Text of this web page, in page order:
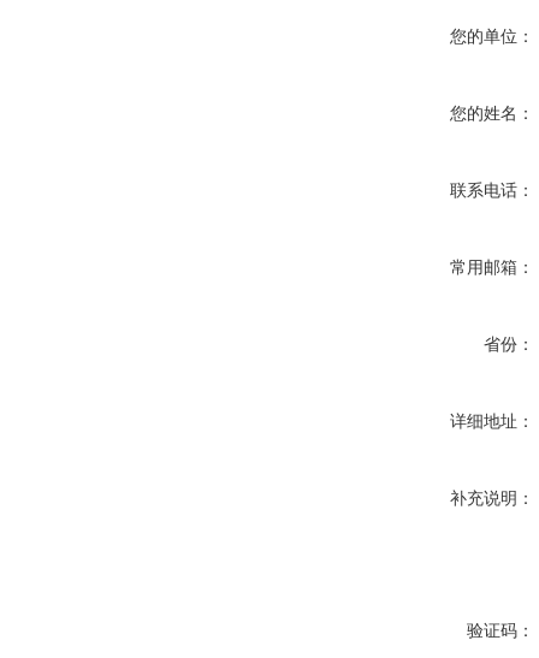
您的单位：
您的姓名：
联系电话：
常用邮箱：
省份：
详细地址：
补充说明：
验证码：